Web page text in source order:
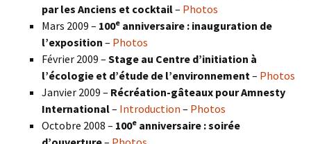
par les Anciens et cocktail– Photos
Mars 2009 – 100e anniversaire : inauguration de
l’exposition – Photos
Février 2009 – Stage au Centre d’initiation à
l’écologie et d’étude de l’environnement – Photos
Janvier 2009 – Récréation-gâteaux pour Amnesty
International– Introduction – Photos
Octobre 2008 – 100e anniversaire : soirée